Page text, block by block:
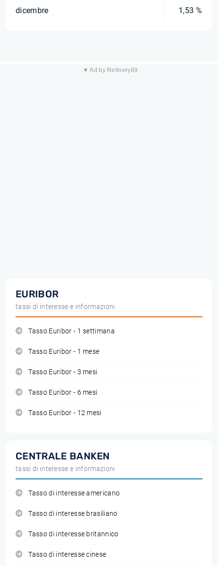
dicembre 1,53 %
▼ Ad by Refinery89
EURIBOR
tassi di interesse e informazioni
Tasso Euribor - 1 settimana
Tasso Euribor - 1 mese
Tasso Euribor - 3 mesi
Tasso Euribor - 6 mesi
Tasso Euribor - 12 mesi
CENTRALE BANKEN
tassi di interesse e informazioni
Tasso di interesse americano
Tasso di interesse brasiliano
Tasso di interesse britannico
Tasso di interesse cinese